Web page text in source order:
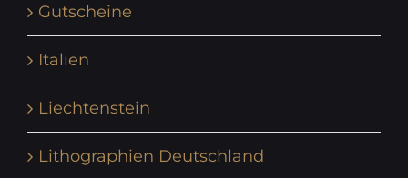
Gutscheine
Italien
Liechtenstein
Lithographien Deutschland